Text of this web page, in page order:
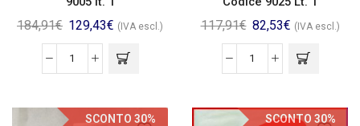
184,91€ 129,43€ (IVA escl.) 117,91€ 82,53€ (IVA escl.)
SCONTO 30% SCONTO 30%